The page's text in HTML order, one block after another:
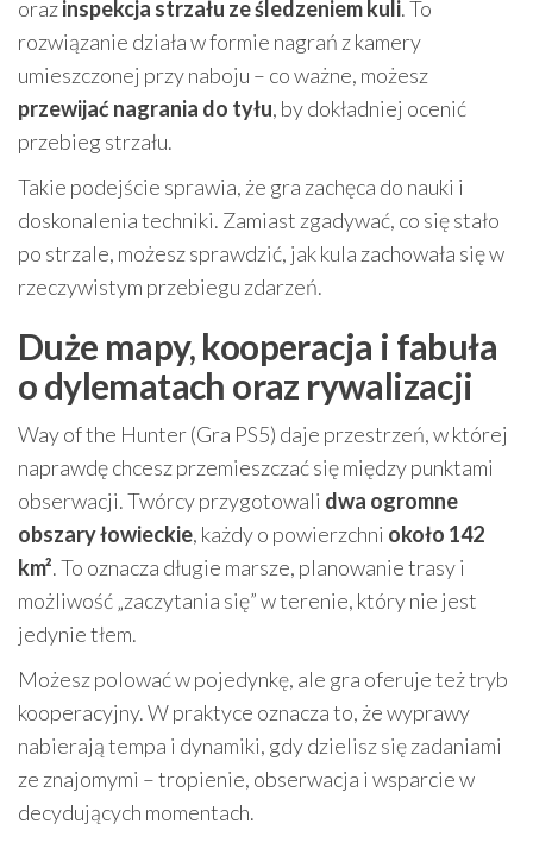
orazinspekcja strzału ze śledzeniem kuli. To
rozwiązanie działa w formie nagrań z kamery
umieszczonej przy naboju – co ważne, możesz
przewijać nagrania do tyłu, by dokładniej ocenić
przebieg strzału.
Takie podejście sprawia, że gra zachęca do nauki i
doskonalenia techniki. Zamiast zgadywać, co się stało
po strzale, możesz sprawdzić, jak kula zachowała się w
rzeczywistym przebiegu zdarzeń.
Duże mapy, kooperacja i fabuła
o dylematach oraz rywalizacji
Way of the Hunter (Gra PS5) daje przestrzeń, w której
naprawdę chcesz przemieszczać się między punktami
obserwacji. Twórcy przygotowali dwa ogromne
obszary łowieckie, każdy o powierzchni około 142
km². To oznacza długie marsze, planowanie trasy i
możliwość „zaczytania się” w terenie, który nie jest
jedynie tłem.
Możesz polować w pojedynkę, ale gra oferuje też tryb
kooperacyjny. W praktyce oznacza to, że wyprawy
nabierają tempa i dynamiki, gdy dzielisz się zadaniami
ze znajomymi – tropienie, obserwacja i wsparcie w
decydujących momentach.